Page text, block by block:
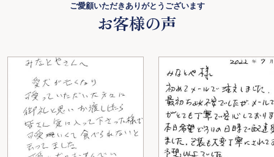
ご愛顧いただきありがとうございます
お客様の声